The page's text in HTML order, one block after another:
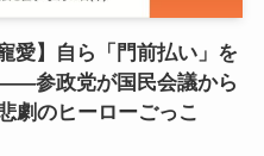
愛】自ら「門前払い」を
参政党が国民会議から
劇のヒーローごっこ